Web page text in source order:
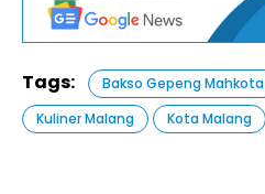
Tags: Bakso Gepeng Mahkota
Kuliner Malang
Kota Malang